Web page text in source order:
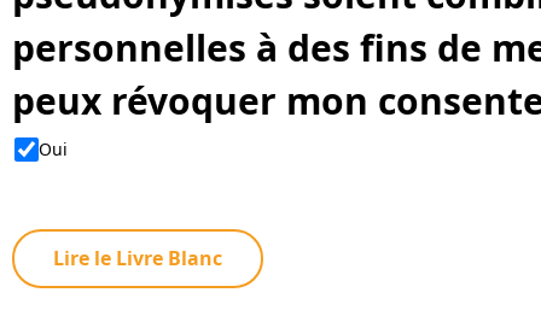
personnelles à des fins de
peux révoquer mon
Oui
Lire le Livre Blanc